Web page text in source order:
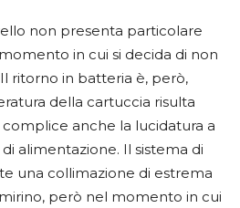
non presenta particolare
in cui si decida di non
ritorno in batteria è, però,
della cartuccia risulta
anche la lucidatura a
alimentazione. Il sistema di
una collimazione di estrema
però nel momento in cui